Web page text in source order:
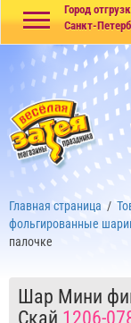
Город
Санкт-
Главная страница /
фольгированные
палочке
Шар Мини
Скай 1206-